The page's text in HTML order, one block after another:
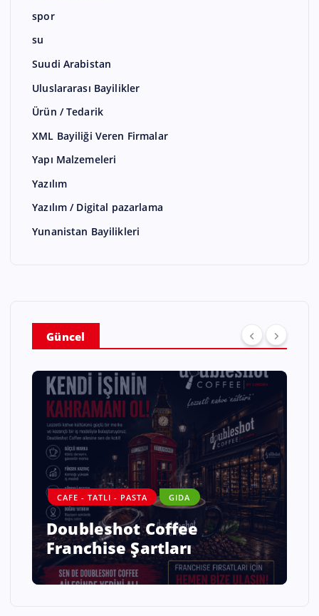
spor
su
Suudi Arabistan
Uluslararası Bayilikler
Ürün / Tedarik
XML Bayiliği Veren Firmalar
Yapı Malzemeleri
Yazılım
Yazılım / Digital pazarlama
Yunanistan Bayilikleri
Güncel
DANIŞMANLIK GIDA
ALO DİYET – SAĞLAMLIQLI
HƏYATIN YENİ NƏSİL
ÜNVANI